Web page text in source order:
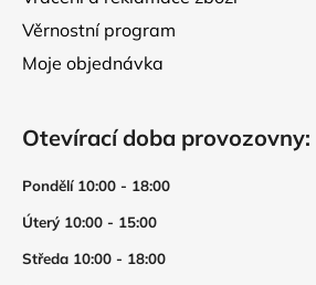
Věrnostní program
Moje objednávka
Otevírací doba provozovny:
Pondělí 10:00 - 18:00
Úterý 10:00 - 15:00
Středa 10:00 - 18:00